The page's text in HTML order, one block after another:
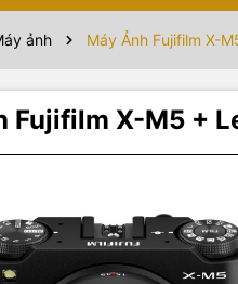
ảnh Máy Ảnh Fujifilm X-
Fujifilm X-M5 +